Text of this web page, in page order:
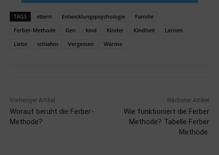
TAGS eltern Entwicklungspsychologie
Familie
Ferber-Methode
Gen kind Kinder Kindheit
Lernen
Liebe
schlafen Vergessen Wärme
Vorheriger Artikel
Worauf beruht die Ferber-
Methode?
Nächster Artikel
Wie funktioniert die Ferber
Methode? Tabelle Ferber
Methode.